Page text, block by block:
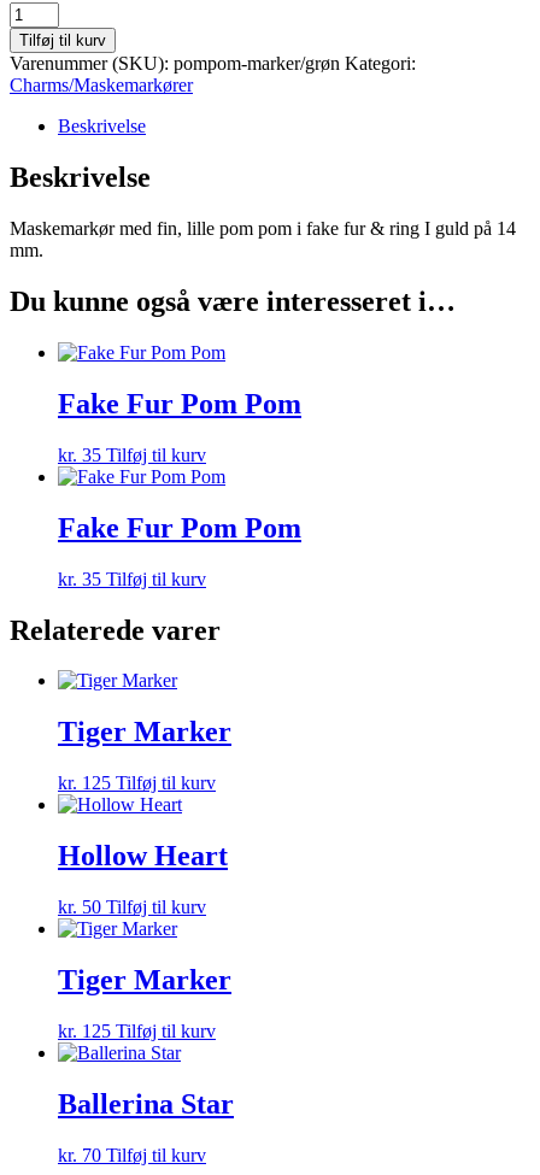
Fake
Fur
Pom
Pom
antal
Tilføj til kurv
Varenummer (SKU): pompom-marker/grøn Kategori:
Charms/Maskemarkører
Beskrivelse
Beskrivelse
Maskemarkør med fin, lille pom pom i fake fur & ring I guld på 14
mm.
Du kunne også være interesseret i…
Fake Fur Pom Pom
kr. 35 Tilføj til kurv
Fake Fur Pom Pom
kr. 35 Tilføj til kurv
Relaterede varer
Tiger Marker
kr. 125 Tilføj til kurv
Hollow Heart
kr. 50 Tilføj til kurv
Tiger Marker
kr. 125 Tilføj til kurv
Ballerina Star
kr. 70 Tilføj til kurv